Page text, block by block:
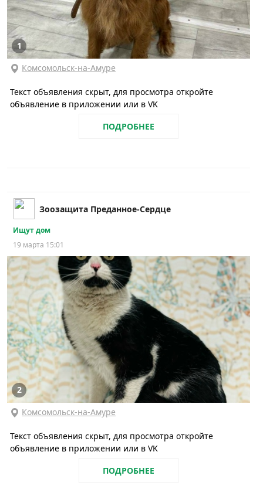
1
Комсомольск-на-Амуре
Текст объявления скрыт, для просмотра откройте
объявление в приложении или в VK
ПОДРОБНЕЕ
Зоозащита Преданное-Сердце
Ищут дом
19 марта 15:01
2
Комсомольск-на-Амуре
Текст объявления скрыт, для просмотра откройте
объявление в приложении или в VK
ПОДРОБНЕЕ